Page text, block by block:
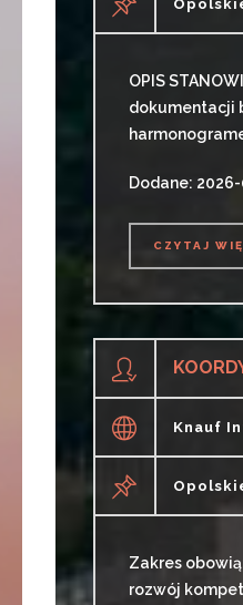
OPIS
dokumentacji
Dodane:
CZYTAJ
Knauf
Zakres
rozwój